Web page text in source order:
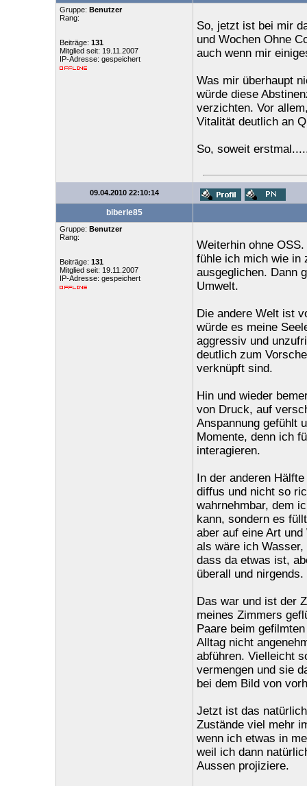
Gruppe: Benutzer
Rang:
Beiträge: 131
Mitglied seit: 19.11.2007
IP-Adresse: gespeichert
So, jetzt ist bei mir
und Wochen Ohne
auch wenn mir
Was mir überhaupt
würde diese
verzichten. Vor
Vitalität deutlich an
So, soweit
09.04.2010 22:10:14
biberle85
Gruppe: Benutzer
Rang:
Beiträge: 131
Mitglied seit: 19.11.2007
IP-Adresse: gespeichert
Weiterhin ohne
fühle ich mich wie in
ausgeglichen. Dann
Umwelt.
Die andere Welt ist
würde es meine
aggressiv und
deutlich zum
verknüpft sind.
Hin und wieder
von Druck, auf
Anspannung gefühlt
Momente, denn ich
interagieren.
In der anderen
diffus und nicht so
wahrnehmbar, dem
kann, sondern es
aber auf eine Art
als wäre ich
dass da etwas ist,
überall und nirgends.
Das war und ist der
meines Zimmers
Paare beim
Alltag nicht
abführen. Vielleicht
vermengen und sie
bei dem Bild von
Jetzt ist das
Zustände viel mehr
wenn ich etwas in
weil ich dann
Aussen projiziere.